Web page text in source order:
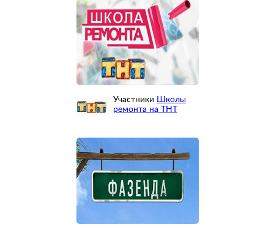
Участники
Школы
ремонта на ТНТ